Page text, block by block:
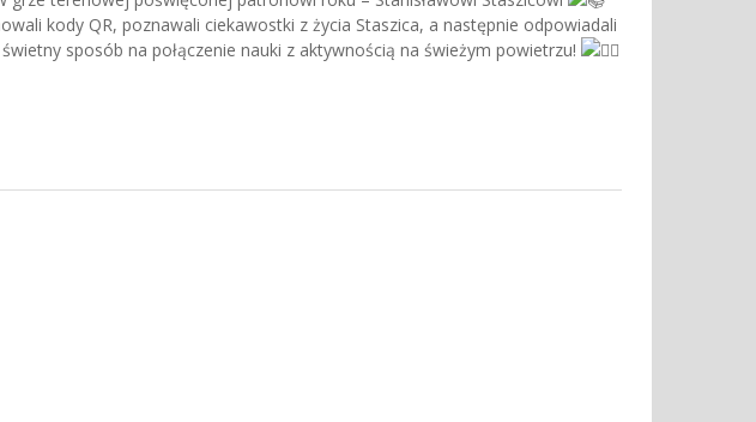
kody QR, poznawali ciekawostki z życia Staszica, a następnie odpowiadali
sposób na połączenie nauki z aktywnością na świeżym powietrzu!